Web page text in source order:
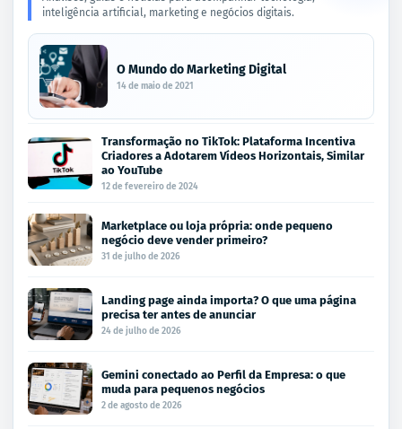
inteligência artificial, marketing e negócios digitais.
O Mundo do Marketing Digital
14 de maio de 2021
Transformação no TikTok: Plataforma Incentiva
Criadores a Adotarem Vídeos Horizontais, Similar
ao YouTube
12 de fevereiro de 2024
Marketplace ou loja própria: onde pequeno
negócio deve vender primeiro?
31 de julho de 2026
Landing page ainda importa? O que uma página
precisa ter antes de anunciar
24 de julho de 2026
Gemini conectado ao Perfil da Empresa: o que
muda para pequenos negócios
2 de agosto de 2026